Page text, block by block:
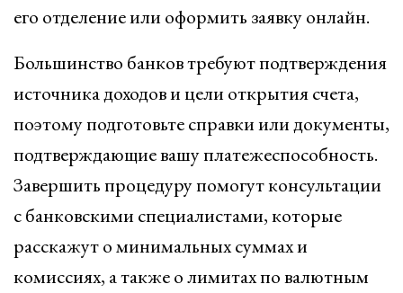
его отделение или оформить заявку онлайн.
Большинство банков требуют подтверждения
источника доходов и цели открытия счета,
поэтому подготовьте справки или документы,
подтверждающие вашу платежеспособность.
Завершить процедуру помогут консультации
с банковскими специалистами, которые
расскажут о минимальных суммах и
комиссиях, а также о лимитах по валютным